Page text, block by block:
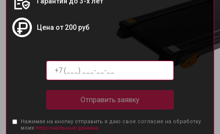
Цена от 200 руб
Отправить заявку
Нажимая на кнопку отправить я даю свое согласие на обработку
моих персональных данных.